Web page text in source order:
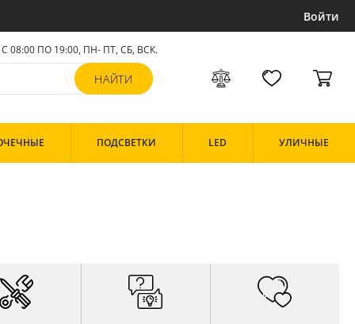
Войти
С 08:00 ПО 19:00, ПН- ПТ, СБ, ВСК.
ПОДСВЕТКИ LED УЛИЧНЫЕ